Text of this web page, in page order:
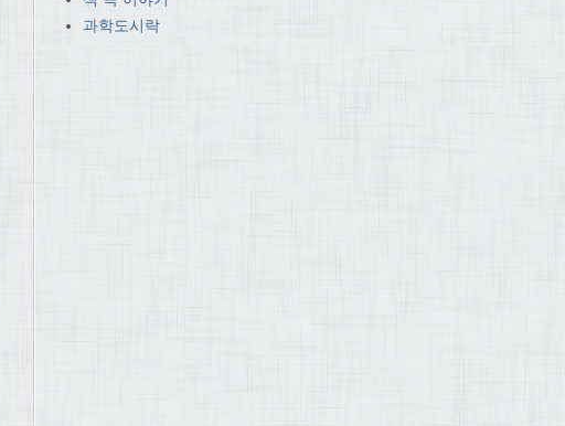
과학도시락